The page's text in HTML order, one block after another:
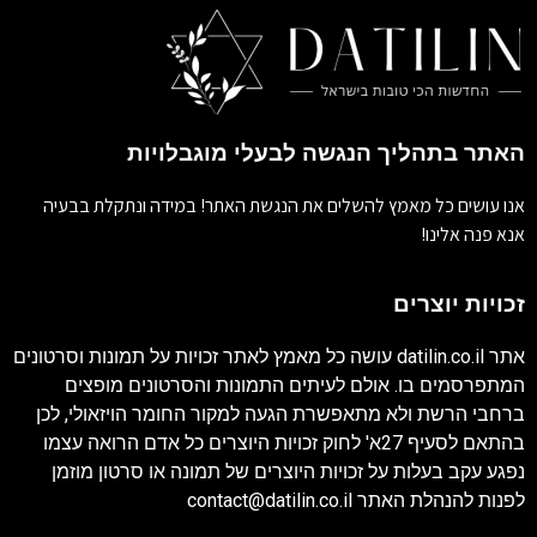
האתר בתהליך הנגשה לבעלי מוגבלויות
אנו עושים כל מאמץ להשלים את הנגשת האתר! במידה ונתקלת בבעיה
אנא פנה אלינו!
זכויות יוצרים
אתר datilin.co.il עושה כל מאמץ לאתר זכויות על תמונות וסרטונים
המתפרסמים בו. אולם לעיתים התמונות והסרטונים מופצים
ברחבי הרשת ולא מתאפשרת הגעה למקור החומר הויזאולי, לכן
בהתאם לסעיף 27א' לחוק זכויות היוצרים כל אדם הרואה עצמו
נפגע עקב בעלות על זכויות היוצרים של תמונה או סרטון מוזמן
לפנות להנהלת האתר contact@datilin.co.il